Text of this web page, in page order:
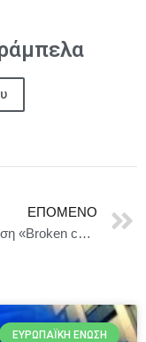
ΕΠΌΜΕΝΟ
Επιχείρηση «Broken chain» για την καταπολέμηση της πορνογραφίας ανηλίκων μέσω διαδικτύου
ΕΥΡΩΠΑΪΚΉ ΈΝΩΣΗ